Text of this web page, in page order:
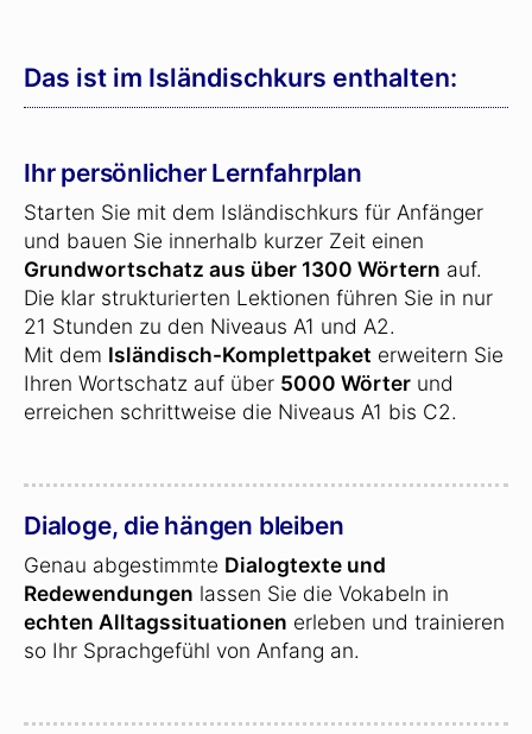
Das ist im Isländischkurs enthalten:
Ihr persönlicher Lernfahrplan
Starten Sie mit dem Isländischkurs für Anfänger
und bauen Sie innerhalb kurzer Zeit einen
Grundwortschatz aus über 1300 Wörtern auf.
Die klar strukturierten Lektionen führen Sie in nur
21 Stunden zu den Niveaus A1 und A2.
Mit dem Isländisch-Komplettpaket erweitern Sie
Ihren Wortschatz auf über 5000 Wörter und
erreichen schrittweise die Niveaus A1 bis C2.
Dialoge, die hängen bleiben
Genau abgestimmte Dialogtexte und
Redewendungen lassen Sie die Vokabeln in
echten Alltagssituationen erleben und trainieren
so Ihr Sprachgefühl von Anfang an.